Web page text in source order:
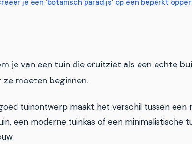
je een 'botanisch paradijs' op een beperkt
je van een tuin die eruitziet als een echte
ze moeten beginnen.
tuinontwerp maakt het verschil tussen
een moderne tuinkas of een minimalistische